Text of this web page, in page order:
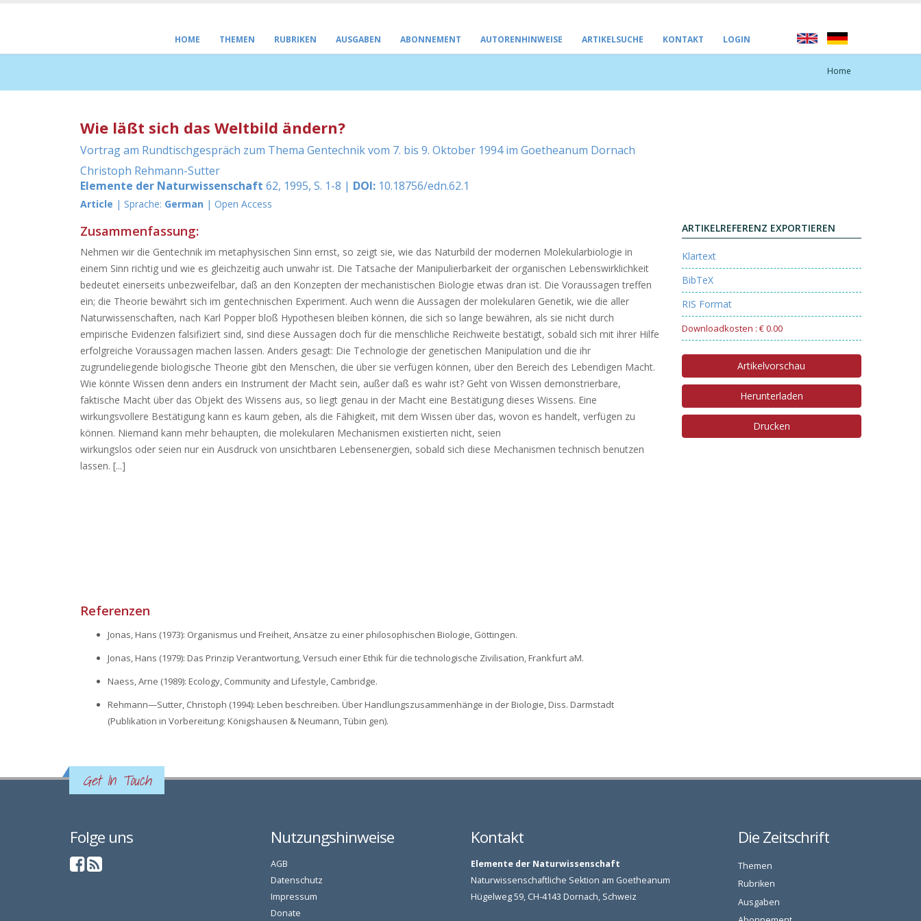
HOME THEMEN RUBRIKEN AUSGABEN ABONNEMENT AUTORENHINWEISE ARTIKELSUCHE KONTAKT LOGIN
Home
Wie läßt sich das Weltbild ändern?
Vortrag am Rundtischgespräch zum Thema Gentechnik vom 7. bis 9. Oktober 1994 im Goetheanum Dornach
Christoph Rehmann-Sutter
Elemente der Naturwissenschaft 62, 1995, S. 1-8 | DOI: 10.18756/edn.62.1
Article | Sprache: German | Open Access
ARTIKELREFERENZ EXPORTIEREN
Klartext
BibTeX
RIS Format
Downloadkosten : € 0.00
Artikelvorschau
Herunterladen
Drucken
Zusammenfassung:
Nehmen wir die Gentechnik im metaphysischen Sinn ernst, so zeigt sie, wie das Naturbild der modernen Molekularbiologie in
einem Sinn richtig und wie es gleichzeitig auch unwahr ist. Die Tatsache der Manipulierbarkeit der organischen Lebenswirklichkeit
bedeutet einerseits unbezweifelbar, daß an den Konzepten der mechanistischen Biologie etwas dran ist. Die Voraussagen treffen
ein; die Theorie bewährt sich im gentechnischen Experiment. Auch wenn die Aussagen der molekularen Genetik, wie die aller
Naturwissenschaften, nach Karl Popper bloß Hypothesen bleiben können, die sich so lange bewähren, als sie nicht durch
empirische Evidenzen falsifiziert sind, sind diese Aussagen doch für die menschliche Reichweite bestätigt, sobald sich mit ihrer Hilfe
erfolgreiche Voraussagen machen lassen. Anders gesagt: Die Technologie der genetischen Manipulation und die ihr
zugrundeliegende biologische Theorie gibt den Menschen, die über sie verfügen können, über den Bereich des Lebendigen Macht.
Wie könnte Wissen denn anders ein Instrument der Macht sein, außer daß es wahr ist? Geht von Wissen demonstrierbare,
faktische Macht über das Objekt des Wissens aus, so liegt genau in der Macht eine Bestätigung dieses Wissens. Eine
wirkungsvollere Bestätigung kann es kaum geben, als die Fähigkeit, mit dem Wissen über das, wovon es handelt, verfügen zu
können. Niemand kann mehr behaupten, die molekularen Mechanismen existierten nicht, seien
wirkungslos oder seien nur ein Ausdruck von unsichtbaren Lebensenergien, sobald sich diese Mechanismen technisch benutzen
lassen. [...]
Referenzen
Jonas, Hans (1973): Organismus und Freiheit, Ansätze zu einer philosophischen Biologie, Göttingen.
Jonas, Hans (1979): Das Prinzip Verantwortung, Versuch einer Ethik für die technologische Zivilisation, Frankfurt aM.
Naess, Arne (1989): Ecology, Community and Lifestyle, Cambridge.
Rehmann—Sutter, Christoph (1994): Leben beschreiben. Über Handlungszusammenhänge in der Biologie, Diss. Darmstadt
(Publikation in Vorbereitung: Königshausen & Neumann, Tübin gen).
Get In Touch
Folge uns Nutzungshinweise
AGB
Datenschutz
Impressum
Donate
Kontakt
Elemente der Naturwissenschaft
Naturwissenschaftliche Sektion am Goetheanum
Hügelweg 59, CH-4143 Dornach, Schweiz
Die Zeitschrift
Themen
Rubriken
Ausgaben